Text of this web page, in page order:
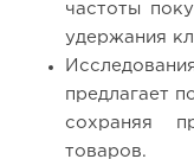
частоты
удержания
предлагает
сохраняя
товаров.